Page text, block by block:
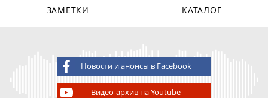
ЗАМЕТКИ
КАТАЛОГ
Новости и анонсы в Facebook
Видео-архив на Youtube